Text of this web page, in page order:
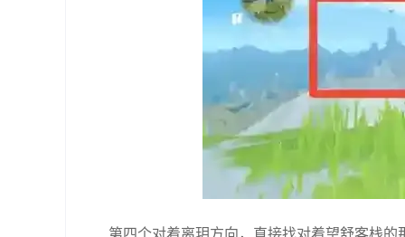
第四个对着离玥方向，直接找对着望舒客栈的